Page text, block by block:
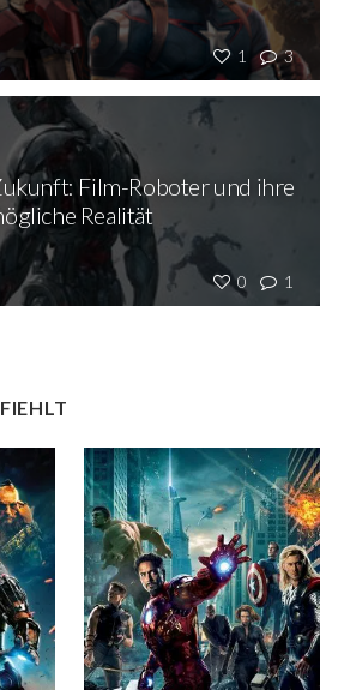
1 3
0 1
Film-Roboter und ihre
Realität